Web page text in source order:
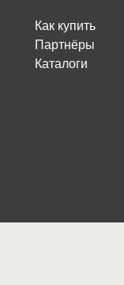
Как купить
Партнёры
Каталоги